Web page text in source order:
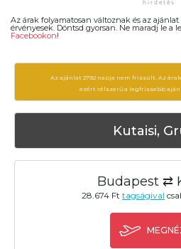
Az árak folyamatosan változnak és az
érvényesek. Döntsd gyorsan. Ne maradj le a
Facebookon!
Az ajánlat 2792 napja nem frissült. Az
ezért célszerű a legfrissebb
Kutaisi,
Budapest ⇄
28.674 Fttagságival